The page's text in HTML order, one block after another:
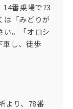
14番乗場で73
は「みどりが
い。「オロシ
車し、徒歩
より、78番